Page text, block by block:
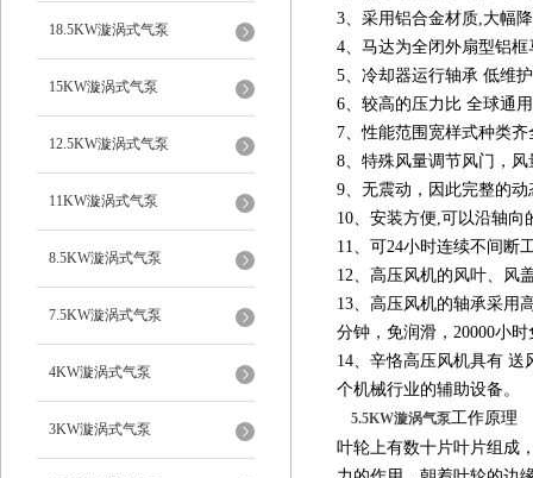
18.5KW漩涡式气泵
15KW漩涡式气泵
12.5KW漩涡式气泵
11KW漩涡式气泵
8.5KW漩涡式气泵
7.5KW漩涡式气泵
4KW漩涡式气泵
3KW漩涡式气泵
3、采用铝合金材质,大幅
4、马达为全闭外扇型铝
5、冷却器运行轴承 低维
6、较高的压力比 全球通
7、性能范围宽样式种类
8、特殊风量调节风门，
9、无震动，因此完整的
10、安装方便,可以沿轴
11、可24小时连续不间断
12、高压风机的风叶、风
13、高压风机的轴承采用
分钟，免润滑，20000小
14、辛恪高压风机具有
个机械行业的辅助设备。
5.5KW漩涡气泵工作原理
叶轮上有数十片叶片组成